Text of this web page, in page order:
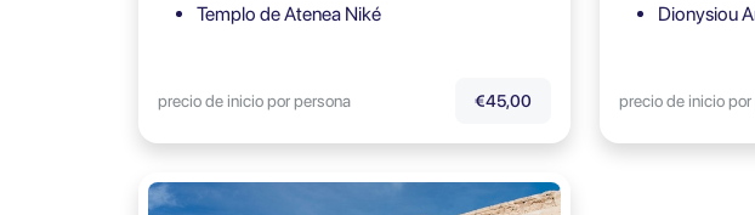
Templo de Atenea Niké
precio de inicio por persona €45,00
Dionysiou
precio de inicio